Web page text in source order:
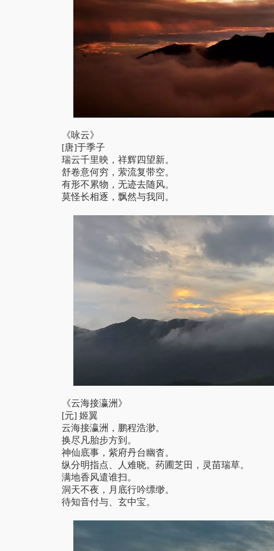
《咏云》
[唐]于季子
瑞云千里映，祥辉四望新。
舒卷意何穷，萦流复带空。
有形不累物，无迹去随风。
莫怪长相逐，飘然与我同。
《云海接瀛洲》
[元] 姬翼
云海接瀛洲，鹏程浩渺。
换尽凡胎步方到。
神仙底事，紫府丹台幽杳。
纵分明指点、人难晓。药圃芝田，灵苗瑞草。
满地香风遣谁扫。
洞天不夜，月底行吟缥缈。
待知音付与、玄中宝。